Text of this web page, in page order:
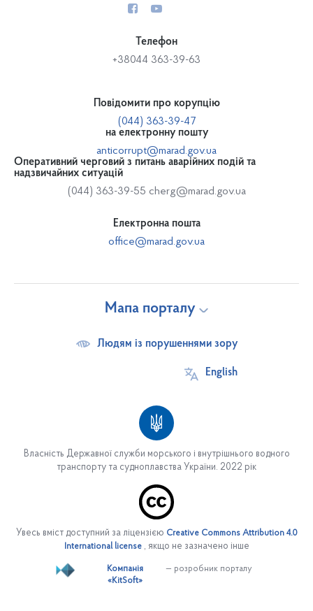
Телефон
+38044 363-39-63
Повідомити про корупцію
(044) 363-39-47
на електронну пошту
anticorrupt@marad.gov.ua
Оперативний черговий з питань аварійних подій та
надзвичайних ситуацій
(044) 363-39-55 cherg@marad.gov.ua
Електронна пошта
office@marad.gov.ua
Власність Державної служби морського і внутрішнього водного
транспорту та судноплавства України. 2022 рік
Мапа порталу
Людям із порушеннями зору
English
Структура служби
Керівництво
Управління персоналом
Увесь вміст доступний за ліцензією Creative Commons Attribution 4.0
International license, якщо не зазначено інше
Компанія
«KitSoft»
— розробник порталу